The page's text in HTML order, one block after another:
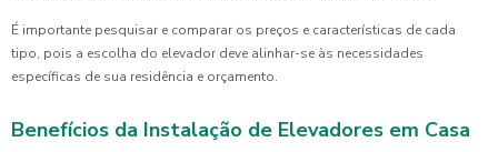
É importante pesquisar e comparar os preços e características de cada
tipo, pois a escolha do elevador deve alinhar-se às necessidades
específicas de sua residência e orçamento.
Benefícios da Instalação de Elevadores em Casa